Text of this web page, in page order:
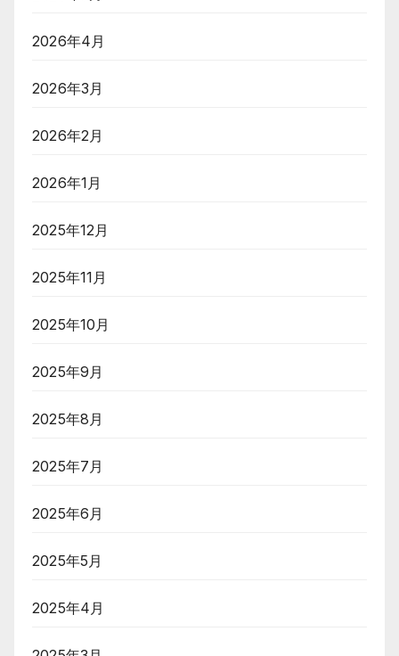
2026年4月
2026年3月
2026年2月
2026年1月
2025年12月
2025年11月
2025年10月
2025年9月
2025年8月
2025年7月
2025年6月
2025年5月
2025年4月